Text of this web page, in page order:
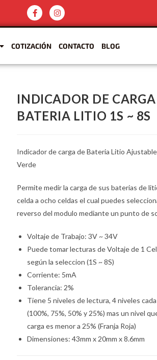
COTIZACIÓN CONTACTO BLOG
INDICADOR DE
BATERIA LITIO 1S ~ 8S
Indicador de carga de Bateria Litio
Verde
Permite medir la carga de sus baterias de
celda a ocho celdas el cual puedes
reverso del modulo mediante un punto de
Voltaje de Trabajo: 3V ~ 34V
Puede tomar lecturas de Voltaje de 1
según la seleccion (1S ~ 8S)
Corriente: 5mA
Tolerancia: 2%
Tiene 5 niveles de lectura, 4 niveles
(100%, 75%, 50% y 25%) mas un nivel
carga es menor a 25% (Franja Roja)
Dimensiones: 43mm x 20mm x 8.6mm